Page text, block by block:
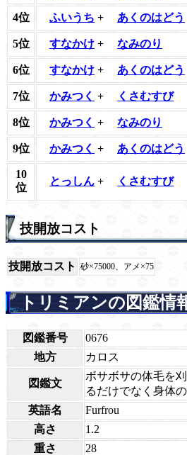
4位 ふいうち + あくのはどう
5位 すなかけ + なみのり
6位 すなかけ + あくのはどう
7位 かみつく + くさむすび
8位 かみつく + なみのり
9位 かみつく + あくのはどう
10
位
とっしん + くさむすび
技開放コスト
技開放コスト 砂×75000、アメ×75
トリミアンの図鑑情
図鑑番号
0676
地方
カロス
図鑑文
ボサボサの体毛を
るだけでなく身体
英語名
Furfrou
高さ
1.2
重さ
28